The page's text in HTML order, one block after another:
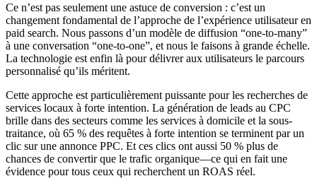
Ce n’est pas seulement une astuce de conversion : c’est un
changement fondamental de l’approche de l’expérience utilisateur en
paid search. Nous passons d’un modèle de diffusion “one-to-many”
à une conversation “one-to-one”, et nous le faisons à grande échelle.
La technologie est enfin là pour délivrer aux utilisateurs le parcours
personnalisé qu’ils méritent.
Cette approche est particulièrement puissante pour les recherches de
services locaux à forte intention. La génération de leads au CPC
brille dans des secteurs comme les services à domicile et la sous-
traitance, où 65 % des requêtes à forte intention se terminent par un
clic sur une annonce PPC. Et ces clics ont aussi 50 % plus de
chances de convertir que le trafic organique—ce qui en fait une
évidence pour tous ceux qui recherchent un ROAS réel.